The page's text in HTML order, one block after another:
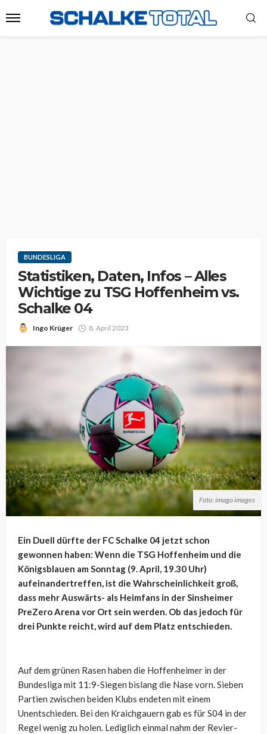
BUNDESLIGA
Statistiken, Daten, Infos – Alles
Wichtige zu TSG Hoffenheim vs.
Schalke 04
Ingo Krüger 8. April 2023
Foto: imago images
Ein Duell dürfte der FC Schalke 04 jetzt schon
gewonnen haben: Wenn die TSG Hoffenheim und die
Königsblauen am Sonntag (9. April, 19.30 Uhr)
aufeinandertreffen, ist die Wahrscheinlichkeit groß,
dass mehr Auswärts- als Heimfans in der Sinsheimer
PreZero Arena vor Ort sein werden. Ob das jedoch für
drei Punkte reicht, wird auf dem Platz entschieden.
Auf dem grünen Rasen haben die Hoffenheimer in der
Bundesliga mit 11:9-Siegen bislang die Nase vorn. Sieben
Partien zwischen beiden Klubs endeten mit einem
Unentschieden. Bei den Kraichgauern gab es für S04 in der
Regel wenig zu holen. Lediglich einmal nahm der Revier-